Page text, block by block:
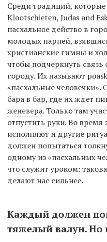
Среди традиций, которые
Klootschieten, Judas and
пасхальное действо в
молодых парней,
христианские гимны и
чтобы подчеркнуть
городу. Их называют
«пасхальные
бара в бар, где их ждет
женевера. Только там
отпустить руки. Во
исполняют и другие
должен попытаться
одному из «пасхальных
что служит уроком:
делают нас сильнее.
Каждый должен
тяжелый валун. Но